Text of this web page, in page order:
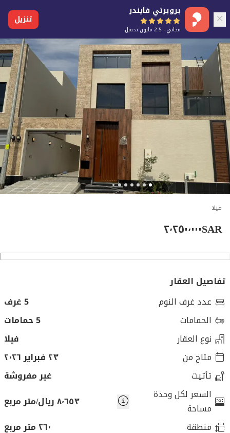
بروبرتي فايندر
مجاني - 2.5 مليون تحميل
تنزيل
فيلا
SAR٢٬٢٥٠٬٠٠٠
تفاصيل العقار
عدد غرف النوم
5 غرف
الحمامات
5 حمامات
نوع العقار
فيلا
متاح من
٢٣ فبراير ٢٠٢٦
تأثيث
غير مفروشة
السعر لكل وحدة
مساحة
٨٬٦٥٣ ريال/متر مربع
منطقة
٢٦٠ متر مربع